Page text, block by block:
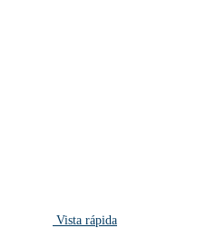
Vista rápida